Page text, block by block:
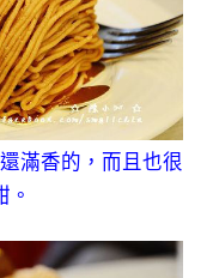
滿香的，而且也很
。